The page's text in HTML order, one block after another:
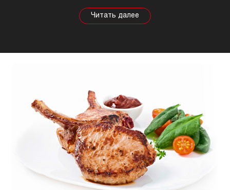
полезных свойствах. Важно понимать, что в
зависимости от животного свойства продукта
подходит для шашлыка, а мясо перепела отлично